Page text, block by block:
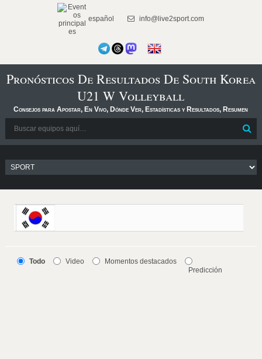
español info@live2sport.com
Pronósticos De Resultados De South Korea
U21 W Volleyball
Consejos para Apostar, En Vivo, Dónde Ver, Estadísticas y Resultados, Resumen
Todo Video
Momentos destacados
Predicción